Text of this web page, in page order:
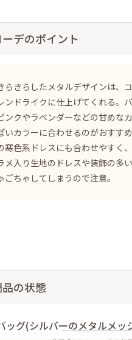
ーデのポイント
らきらしたメタルデザインは、
ンドライクに仕上げてくれる。
ンクやラベンダーなどの甘めな
いカラーに合わせるのがおすす
寒色系ドレスにも合わせやす
メ入り生地のドレスや装飾の多
ごちゃしてしまうので注意。
品の状態
ッグ(シルバーのメタルメッ